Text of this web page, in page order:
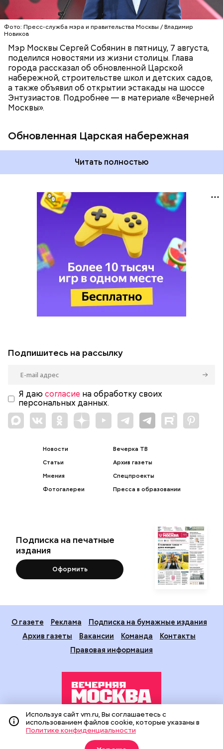
Фото: Пресс-служба мэра и правительства Москвы / Владимир
Новиков
Мэр Москвы Сергей Собянин в пятницу, 7 августа,
поделился новостями из жизни столицы. Глава
города рассказал об обновленной Царской
набережной, строительстве школ и детских садов,
а также объявил об открытии эстакады на шоссе
Энтузиастов. Подробнее — в материале «Вечерней
Москвы».
Обновленная Царская набережная
Читать полностью
Подпишитесь на рассылку
Я даю согласие на обработку своих
персональных данных.
Новости
Статьи
Мнения
Фотогалереи
Вечерка ТВ
Архив газеты
Спецпроекты
Пресса в образовании
Подписка на печатные
издания
Оформить
О газете Реклама
Подписка на бумажные издания
Архив газеты
Вакансии Команда
Контакты
Правовая информация
Издание создано при финансовой поддержке Департамента
средств массовой информации и рекламы города Москвы.
На сайте применяются рекомендательные технологии
Используя сайт vm.ru, Вы соглашаетесь с
использованием файлов cookie, которые указаны в
Политике конфиденциальности